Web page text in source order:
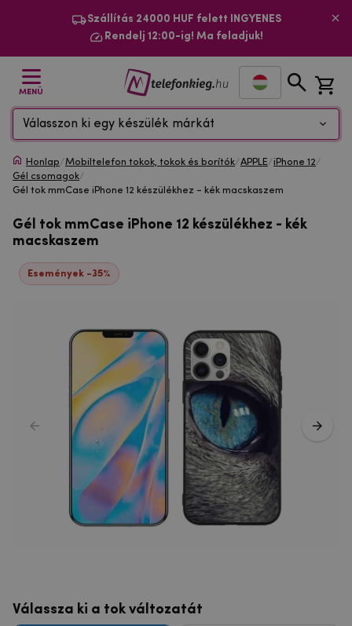
Szállítás 24000 HUF felett INGYENES
Rendelj 12:00-ig! Ma feladjuk!
MENÜ
Válasszon ki egy készülék márkát
Honlap/Mobiltelefon tokok, tokok és borítók/APPLE/iPhone 12/
Gél csomagok/
Gél tok mmCase iPhone 12 készülékhez - kék macskaszem
Gél tok mmCase iPhone 12 készülékhez - kék
macskaszem
Események -35%
Válassza ki a tok változatát